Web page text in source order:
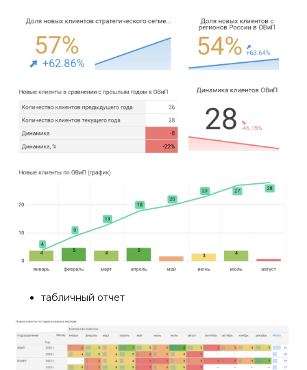
табличный отчет